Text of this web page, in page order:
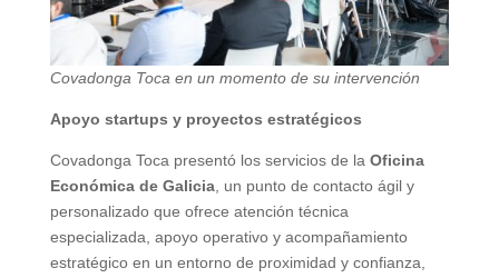
Covadonga Toca en un momento de su intervención
Apoyo startups y proyectos estratégicos
Covadonga Toca presentó los servicios de la Oficina
Económica de Galicia, un punto de contacto ágil y
personalizado que ofrece atención técnica
especializada, apoyo operativo y acompañamiento
estratégico en un entorno de proximidad y confianza,